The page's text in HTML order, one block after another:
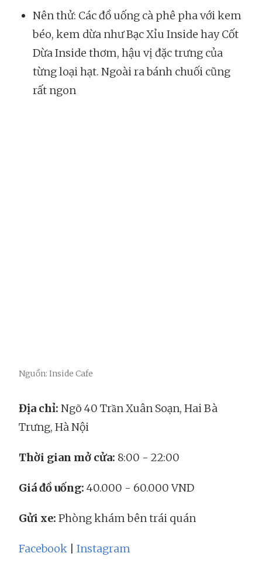
Nên thử: Các đồ uống cà phê pha với kem
béo, kem dừa như Bạc Xỉu Inside hay Cốt
Dừa Inside thơm, hậu vị đặc trưng của
từng loại hạt. Ngoài ra bánh chuối cũng
rất ngon
Nguồn: Inside Cafe
Địa chỉ: Ngõ 40 Trần Xuân Soạn, Hai Bà
Trưng, Hà Nội
Thời gian mở cửa: 8:00 - 22:00
Giá đồ uống: 40.000 - 60.000 VND
Gửi xe: Phòng khám bên trái quán
Facebook Instagram